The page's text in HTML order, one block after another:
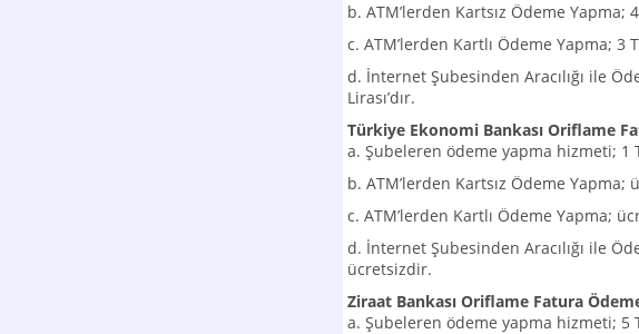
b. ATM’lerden Kartsız Ödeme Yapma;
c. ATM’lerden Kartlı Ödeme Yapma; 3
d. İnternet Şubesinden Aracılığı ile
Lirası’dır.
Türkiye Ekonomi Bankası Oriflame
a. Şubeleren ödeme yapma hizmeti; 1
b. ATM’lerden Kartsız Ödeme Yapma;
c. ATM’lerden Kartlı Ödeme Yapma;
d. İnternet Şubesinden Aracılığı ile
ücretsizdir.
Ziraat Bankası Oriflame Fatura
a. Şubeleren ödeme yapma hizmeti; 5